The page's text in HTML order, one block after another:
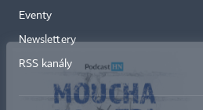
Eventy
Newslettery
RSS kanály